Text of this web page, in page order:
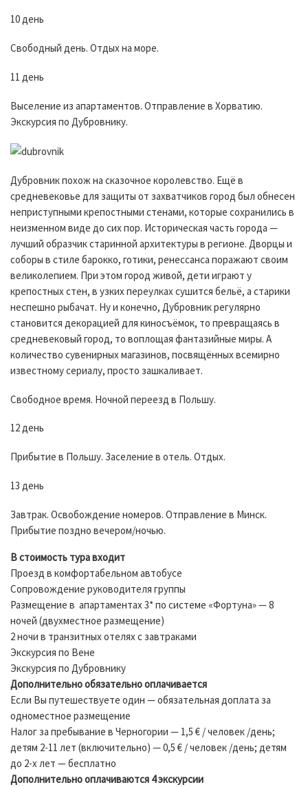
10 день
Свободный день. Отдых на море.
11 день
Выселение из апартаментов. Отправление в Хорватию.
Экскурсия по Дубровнику.
Дубровник похож на сказочное королевство. Ещё в
средневековье для защиты от захватчиков город был обнесен
неприступными крепостными стенами, которые сохранились в
неизменном виде до сих пор. Историческая часть города —
лучший образчик старинной архитектуры в регионе. Дворцы и
соборы в стиле барокко, готики, ренессанса поражают своим
великолепием. При этом город живой, дети играют у
крепостных стен, в узких переулках сушится бельё, а старики
неспешно рыбачат. Ну и конечно, Дубровник регулярно
становится декорацией для киносъёмок, то превращаясь в
средневековый город, то воплощая фантазийные миры. А
количество сувенирных магазинов, посвящённых всемирно
известному сериалу, просто зашкаливает.
Свободное время. Ночной переезд в Польшу.
12 день
Прибытие в Польшу. Заселение в отель. Отдых.
13 день
Завтрак. Освобождение номеров. Отправление в Минск.
Прибытие поздно вечером/ночью.
В стоимость тура входит
Проезд в комфортабельном автобусе
Сопровождение руководителя группы
Размещение в апартаментах 3* по системе «Фортуна» — 8
ночей (двухместное размещение)
2 ночи в транзитных отелях с завтраками
Экскурсия по Вене
Экскурсия по Дубровнику
Дополнительно обязательно оплачивается
Если Вы путешествуете один — обязательная доплата за
одноместное размещение
Налог за пребывание в Черногории — 1,5 € / человек /день;
детям 2-11 лет (включительно) — 0,5 € / человек /день; детям
до 2-х лет — бесплатно
Дополнительно оплачиваются 4 экскурсии